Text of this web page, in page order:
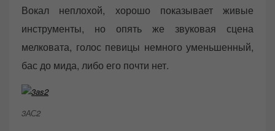
Вокал неплохой, хорошо показывает живые
инструменты, но опять же звуковая сцена
мелковата, голос певицы немного уменьшенный,
бас до мида, либо его почти нет.
3АС2